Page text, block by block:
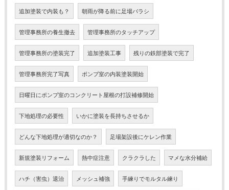
追加塗装で内装も？ 朝雨が降る前に足場バラシ
管理事務所の養生撤去 管理事務所のタッチアップ
管理事務所の塗装完了 追加塗装工事 残りの鉄部塗装で完了
管理事務所完了写真 ポンプ室の内装塗装開始
日曜日にポンプ室のコンクリート屋根の打設補修開始
下地処理の必要性 いかに塗装を長持ちさせるか
どんな下地処理が適切なのか？ 足場架設後にケレン作業
新規塗装リフォーム 熱中症注意 クラクラした マメな水分補給
ハチ（害虫）退治 メッシュ補強 手練りでモルタル練り